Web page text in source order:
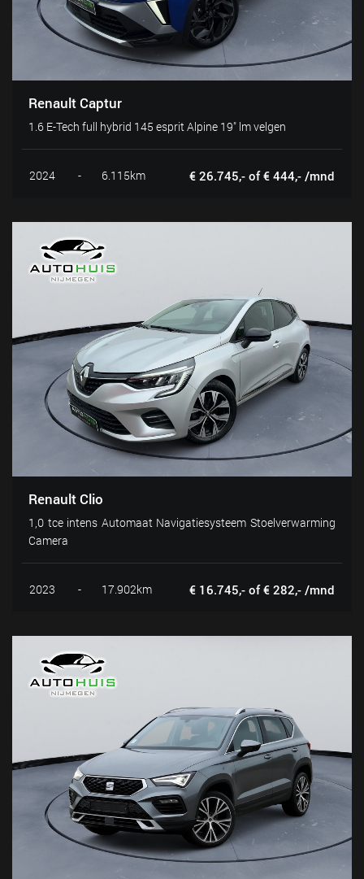
Renault Captur
1.6 E-Tech full hybrid 145 esprit Alpine 19" lm velgen
2024 - 6.115km € 26.745,- of € 444,- /mnd
Renault Clio
1,0 tce intens Automaat Navigatiesysteem Stoelverwarming
Camera
2023 - 17.902km € 16.745,- of € 282,- /mnd